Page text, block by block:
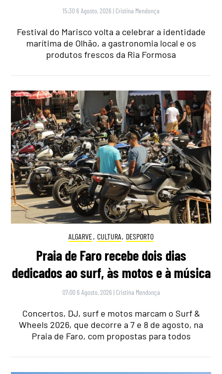
15:30 6 Agosto, 2026 | Cristina Mendonça
Festival do Marisco volta a celebrar a identidade
marítima de Olhão, a gastronomia local e os
produtos frescos da Ria Formosa
ALGARVE, CULTURA, DESPORTO
Praia de Faro recebe dois dias
dedicados ao surf, às motos e à música
07:00 6 Agosto, 2026 | Cristina Mendonça
Concertos, DJ, surf e motos marcam o Surf &
Wheels 2026, que decorre a 7 e 8 de agosto, na
Praia de Faro, com propostas para todos